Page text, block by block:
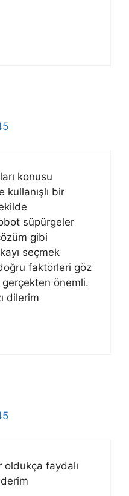
konusu
kullanışlı bir
süpürgeler
gibi
seçmek
faktörleri göz
önemli.
dilerim
faydalı